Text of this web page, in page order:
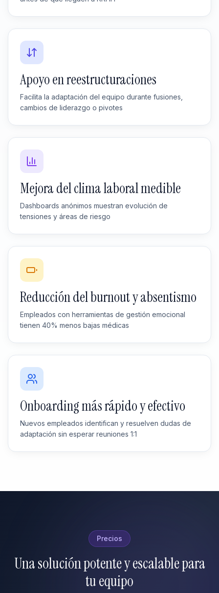
Apoyo en reestructuraciones
Facilita la adaptación del equipo durante fusiones,
cambios de liderazgo o pivotes
Mejora del clima laboral medible
Dashboards anónimos muestran evolución de
tensiones y áreas de riesgo
Reducción del burnout y absentismo
Empleados con herramientas de gestión emocional
tienen 40% menos bajas médicas
Onboarding más rápido y efectivo
Nuevos empleados identifican y resuelven dudas de
adaptación sin esperar reuniones 1:1
Precios
Una solución potente y escalable para
tu equipo